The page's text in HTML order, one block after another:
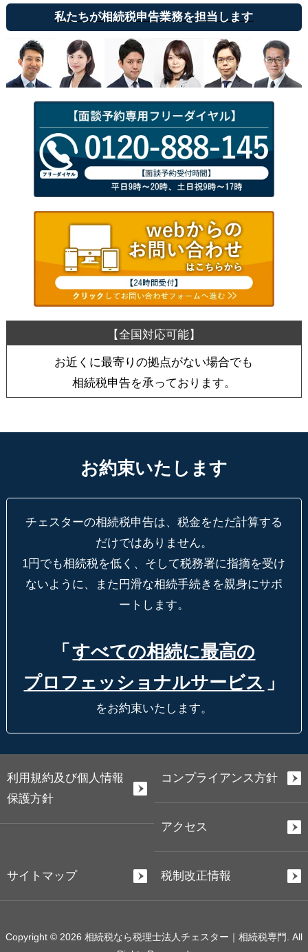
私たちが相続税申告業務を担当します
お近くに最寄りの拠点がない場合でも
相続税申告を承っております。
お約束いたします
チェスターの相続税申告は、税金をただ計算する
だけではありません。
1円でも相続税を低く、そして税務署に指摘を受け
ないように、
また円滑な相続手続きを親身にサポ
ートします。
「 すべての相続に最高の
プロフェッショナルサービス 」
をお約束いたします。
利用規約及び個人情報
保護方針
コンプライアンス方針
アクセス
サイトマップ 税制改正情報
Copyright © 2026 相続税なら税理士法人チェスター｜相続税専門. All